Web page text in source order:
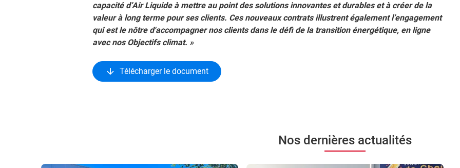
capacité d’Air Liquide à mettre au point des solutions innovantes et durables et à créer de la
valeur à long terme pour ses clients. Ces nouveaux contrats illustrent également l’engagement
qui est le nôtre d'accompagner nos clients dans le défi de la transition énergétique, en ligne
avec nos Objectifs climat. »
Télécharger le document
Nos dernières actualités